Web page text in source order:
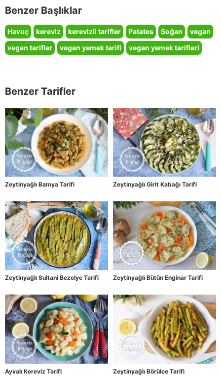
Benzer Başlıklar
Havuç kereviz kerevizli tarifler Patates Soğan
vegan
vegan tarifler
vegan yemek tarifi vegan yemek tarifleri
Benzer Tarifler
Zeytinyağlı Bamya Tarifi Zeytinyağlı Girit Kabağı Tarifi
Zeytinyağlı Sultani Bezelye Tarifi Zeytinyağlı Bütün Enginar Tarifi
Ayvalı Kereviz Tarifi Zeytinyağlı Börülce Tarifi